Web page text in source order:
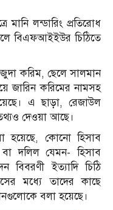
মানি লন্ডারিং প্রতিরোধ
বলে বিএফআইইউর চিঠিতে
করিম, ছেলে সালমান
জারিন করিমের নামসহ
এ ছাড়া, রেজাউল
দেওয়া আছে।
হয়েছে, কোনো হিসাব
বা দলিল যেমন- হিসাব
ইত্যাদি চিঠি
মধ্যে তাদের কাছে
বলা হয়েছে।